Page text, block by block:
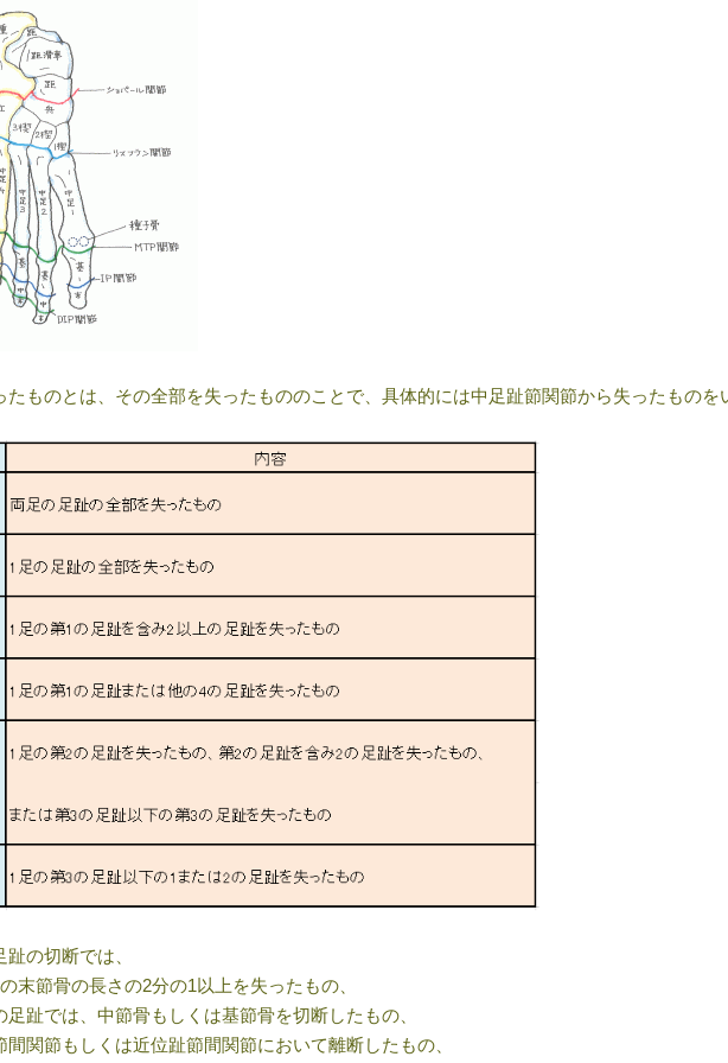
たものとは、その全部を失ったもののことで、具体的には中足趾節関節から失ったものを
の切断では、
末節骨の長さの2分の1以上を失ったもの、
趾では、中節骨もしくは基節骨を切断したもの、
関節もしくは近位趾節間関節において離断したもの、